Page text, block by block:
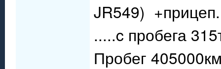
JR549) +прицеп.
.....c пробега
Пробег